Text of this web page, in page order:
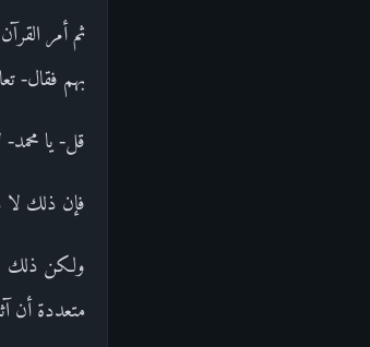
ثم أمر
بهم فقال-
قل- يا محمد-
فإن ذلك لا
ولكن ذلك لم
متعددة أن